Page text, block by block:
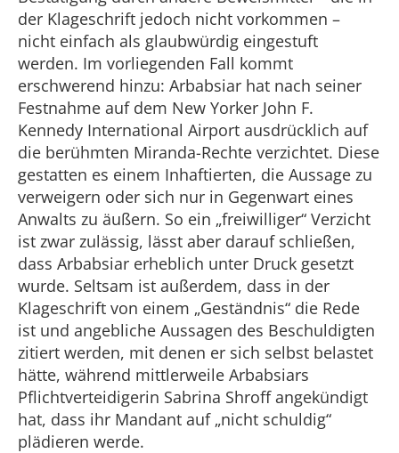
der Klageschrift jedoch nicht vorkommen –
nicht einfach als glaubwürdig eingestuft
werden. Im vorliegenden Fall kommt
erschwerend hinzu: Arbabsiar hat nach seiner
Festnahme auf dem New Yorker John F.
Kennedy International Airport ausdrücklich auf
die berühmten Miranda-Rechte verzichtet. Diese
gestatten es einem Inhaftierten, die Aussage zu
verweigern oder sich nur in Gegenwart eines
Anwalts zu äußern. So ein „freiwilliger“ Verzicht
ist zwar zulässig, lässt aber darauf schließen,
dass Arbabsiar erheblich unter Druck gesetzt
wurde. Seltsam ist außerdem, dass in der
Klageschrift von einem „Geständnis“ die Rede
ist und angebliche Aussagen des Beschuldigten
zitiert werden, mit denen er sich selbst belastet
hätte, während mittlerweile Arbabsiars
Pflichtverteidigerin Sabrina Shroff angekündigt
hat, dass ihr Mandant auf „nicht schuldig“
plädieren werde.